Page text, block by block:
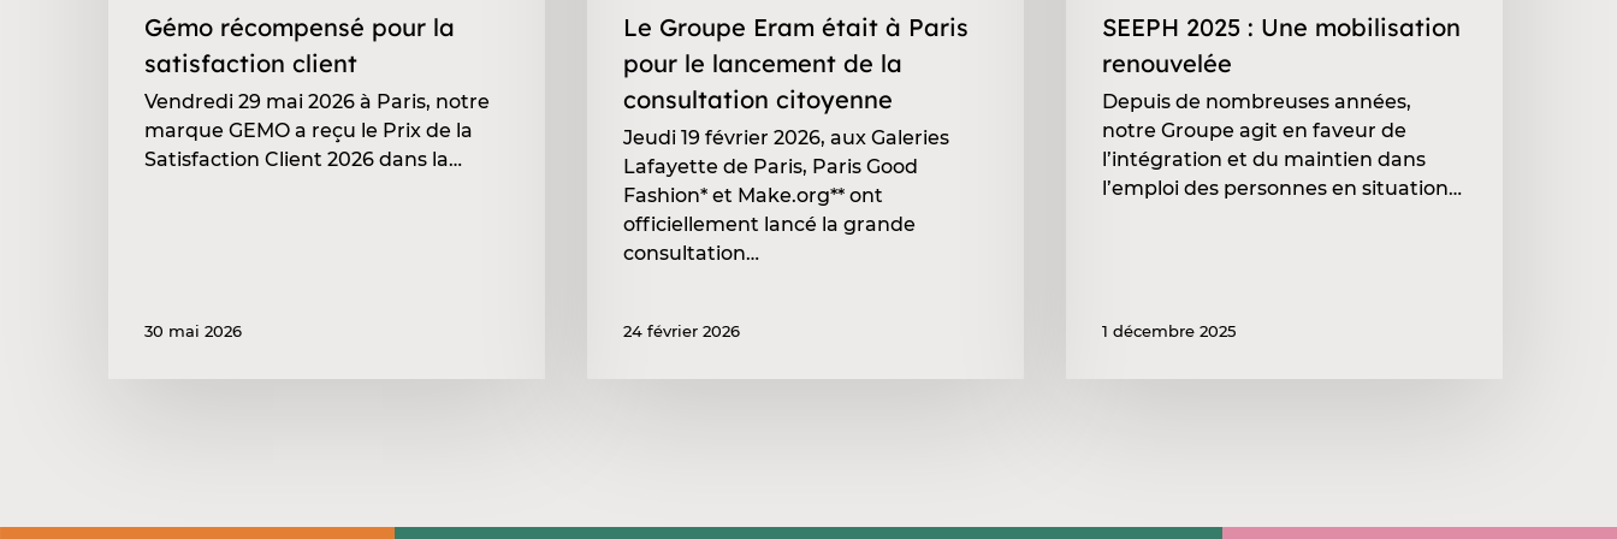
Gémo récompensé pour la
satisfaction client
Vendredi 29 mai 2026 à Paris, notre
marque GEMO a reçu le Prix de la
Satisfaction Client 2026 dans la…
30 mai 2026
Le Groupe Eram était à Paris
pour le lancement de la
consultation citoyenne
Jeudi 19 février 2026, aux Galeries
Lafayette de Paris, Paris Good
Fashion* et Make.org** ont
officiellement lancé la grande
consultation…
24 février 2026
SEEPH 2025 : Une mobilisation
renouvelée
Depuis de nombreuses années,
notre Groupe agit en faveur de
l’intégration et du maintien dans
l’emploi des personnes en situation…
1 décembre 2025